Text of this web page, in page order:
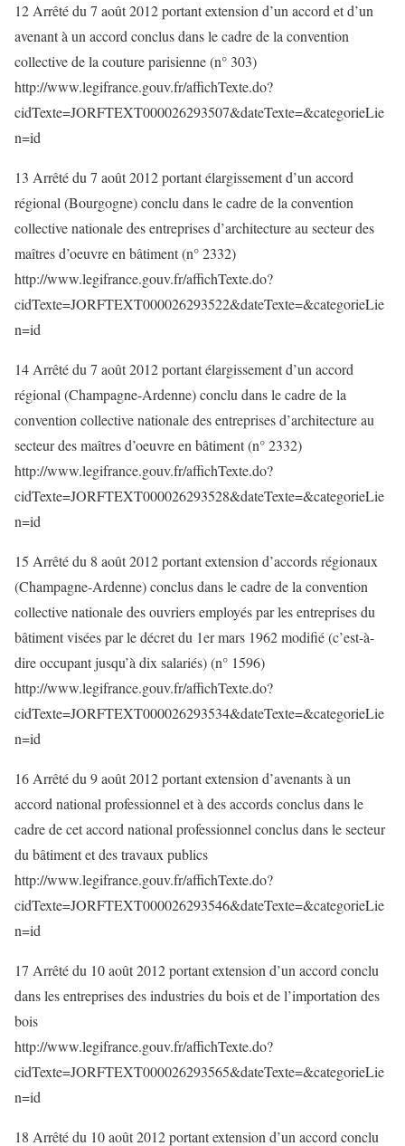
12 Arrêté du 7 août 2012 portant extension d’un accord et d’un
avenant à un accord conclus dans le cadre de la convention
collective de la couture parisienne (n° 303)
http://www.legifrance.gouv.fr/affichTexte.do?
cidTexte=JORFTEXT000026293507&dateTexte=&categorieLie
n=id
13 Arrêté du 7 août 2012 portant élargissement d’un accord
régional (Bourgogne) conclu dans le cadre de la convention
collective nationale des entreprises d’architecture au secteur des
maîtres d’oeuvre en bâtiment (n° 2332)
http://www.legifrance.gouv.fr/affichTexte.do?
cidTexte=JORFTEXT000026293522&dateTexte=&categorieLie
n=id
14 Arrêté du 7 août 2012 portant élargissement d’un accord
régional (Champagne-Ardenne) conclu dans le cadre de la
convention collective nationale des entreprises d’architecture au
secteur des maîtres d’oeuvre en bâtiment (n° 2332)
http://www.legifrance.gouv.fr/affichTexte.do?
cidTexte=JORFTEXT000026293528&dateTexte=&categorieLie
n=id
15 Arrêté du 8 août 2012 portant extension d’accords régionaux
(Champagne-Ardenne) conclus dans le cadre de la convention
collective nationale des ouvriers employés par les entreprises du
bâtiment visées par le décret du 1er mars 1962 modifié (c’est-à-
dire occupant jusqu’à dix salariés) (n° 1596)
http://www.legifrance.gouv.fr/affichTexte.do?
cidTexte=JORFTEXT000026293534&dateTexte=&categorieLie
n=id
16 Arrêté du 9 août 2012 portant extension d’avenants à un
accord national professionnel et à des accords conclus dans le
cadre de cet accord national professionnel conclus dans le secteur
du bâtiment et des travaux publics
http://www.legifrance.gouv.fr/affichTexte.do?
cidTexte=JORFTEXT000026293546&dateTexte=&categorieLie
n=id
17 Arrêté du 10 août 2012 portant extension d’un accord conclu
dans les entreprises des industries du bois et de l’importation des
bois
http://www.legifrance.gouv.fr/affichTexte.do?
cidTexte=JORFTEXT000026293565&dateTexte=&categorieLie
n=id
18 Arrêté du 10 août 2012 portant extension d’un accord conclu